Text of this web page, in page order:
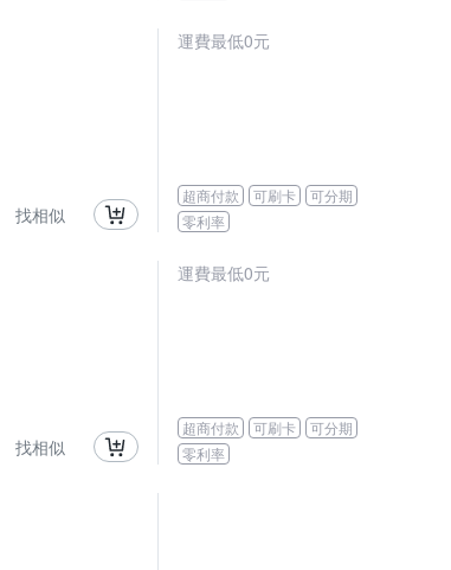
找相似
運費最低0元
超商付款 可刷卡
可分期
零利率
找相似
運費最低0元
超商付款 可刷卡
可分期
零利率